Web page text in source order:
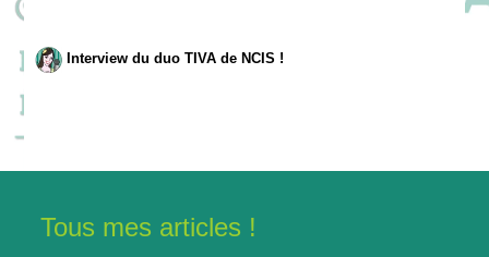
Interview du duo TIVA de NCIS !
Tous mes articles !